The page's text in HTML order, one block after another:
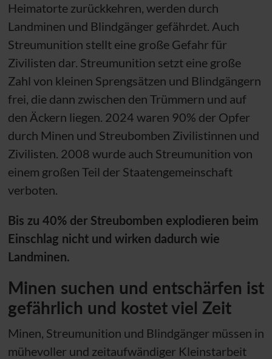
Heimatorte zurückkehren, werden durch
Landminen und Blindgänger gefährdet. Auch
Streumunition stellt eine große Gefahr für
Zivilisten dar. Streumunition setzt eine große
Zahl von kleinen Sprengsätzen und Blindgängern
frei, die dann zwischen den Trümmern und auf
den Äckern liegen. 2024 waren 90% der Opfer
durch Minen und Streubomben Zivilistinnen und
Zivilisten. 2008 wurde auch Streumunition von
einem großen Teil der Staatengemeinschaft
verboten.
Bis zu 40% der Streubomben explodieren beim
Einschlag nicht und wirken dadurch wie
Landminen.
Minen suchen und entschärfen ist
gefährlich und kostet viel Zeit
Minen, Streumunition und Blindgänger müssen in
mühevoller und zeitaufwändiger Kleinstarbeit